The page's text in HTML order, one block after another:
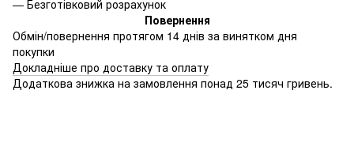
— Безготівковий розрахунок
Повернення
Обмін/повернення протягом 14 днів за винятком дня
покупки
Докладніше про доставку та оплату
Додаткова знижка на замовлення понад 25 тисяч гривень.